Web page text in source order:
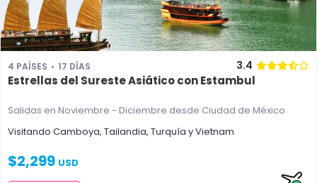
4 PAÍSES 17 DÍAS 3.4
Estrellas del Sureste Asiático con Estambul
Salidas en Noviembre - Diciembre desde Ciudad de México
Visitando Camboya, Tailandia, Turquía yVietnam
$2,299 USD